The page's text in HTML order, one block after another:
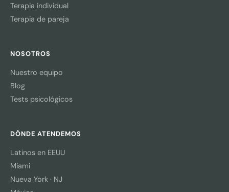
Terapia individual
Terapia de pareja
NOSOTROS
Nuestro equipo
Blog
Tests psicológicos
DÓNDE ATENDEMOS
Latinos en EEUU
Miami
Nueva York · NJ